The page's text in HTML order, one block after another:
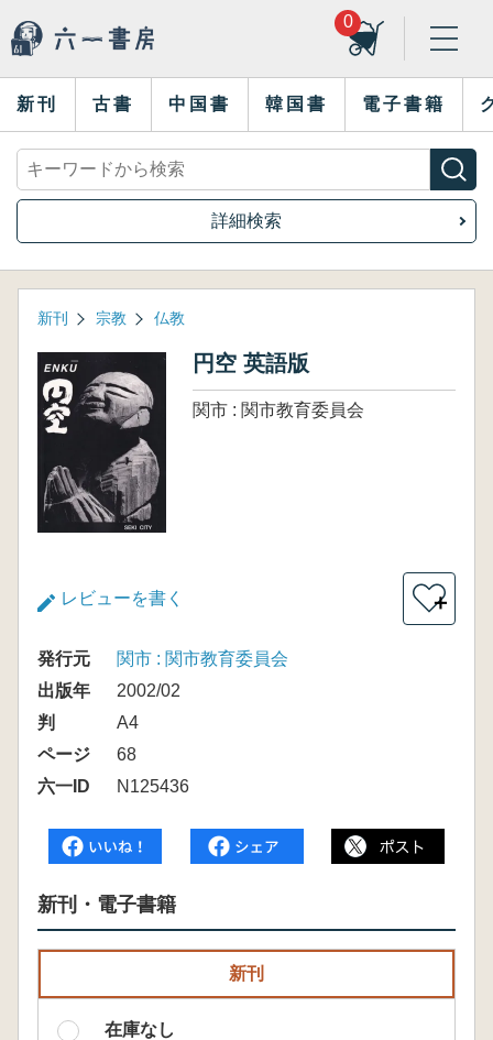
0
新刊 古書 中国書 韓国書 電子書籍
詳細検索
新刊 宗教 仏教
円空 英語版
関市 : 関市教育委員会
レビューを書く ＋
発行元
関市 : 関市教育委員会
出版年
2002/02
判
A4
ページ
68
六一ID
N125436
新刊・電子書籍
新刊
在庫なし